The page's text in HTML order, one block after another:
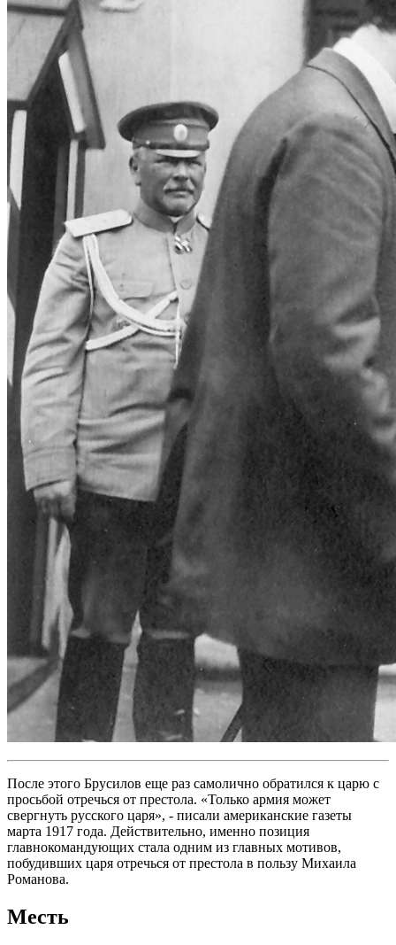
После этого Брусилов еще раз самолично обратился к царю с
просьбой отречься от престола. «Только армия может
свергнуть русского царя», - писали американские газеты
марта 1917 года. Действительно, именно позиция
главнокомандующих стала одним из главных мотивов,
побудивших царя отречься от престола в пользу Михаила
Романова.
Месть